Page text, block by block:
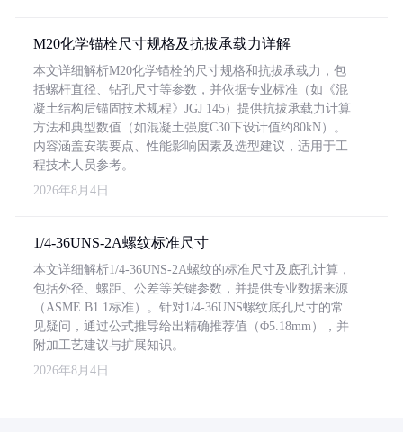
M20化学锚栓尺寸规格及抗拔承载力详解
本文详细解析M20化学锚栓的尺寸规格和抗拔承载力，包
括螺杆直径、钻孔尺寸等参数，并依据专业标准（如《混
凝土结构后锚固技术规程》JGJ 145）提供抗拔承载力计算
方法和典型数值（如混凝土强度C30下设计值约80kN）。
内容涵盖安装要点、性能影响因素及选型建议，适用于工
程技术人员参考。
2026年8月4日
1/4-36UNS-2A螺纹标准尺寸
本文详细解析1/4-36UNS-2A螺纹的标准尺寸及底孔计算，
包括外径、螺距、公差等关键参数，并提供专业数据来源
（ASME B1.1标准）。针对1/4-36UNS螺纹底孔尺寸的常
见疑问，通过公式推导给出精确推荐值（Φ5.18mm），并
附加工艺建议与扩展知识。
2026年8月4日